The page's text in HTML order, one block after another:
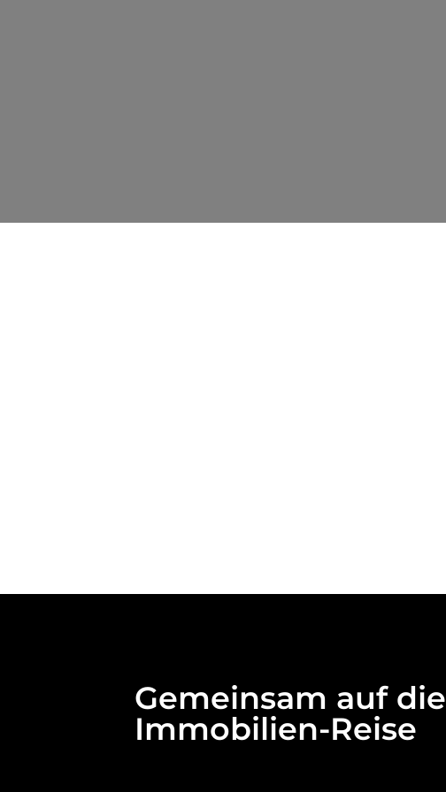
Gemeinsam auf die
Immobilien-Reise